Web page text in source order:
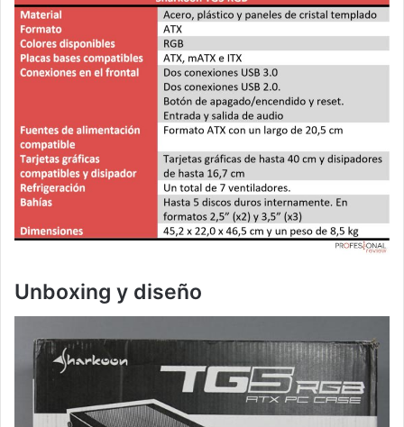
Unboxing y diseño